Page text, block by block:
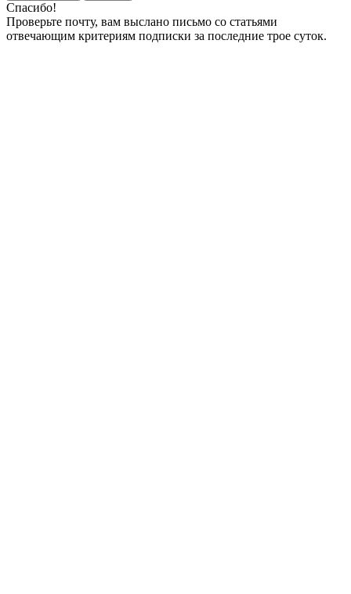
Спасибо!
Проверьте почту, вам выслано письмо со статьями
отвечающим критериям подписки за последние трое суток.